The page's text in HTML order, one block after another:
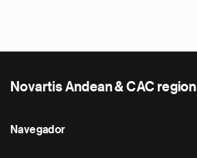
Novartis Andean & CAC region
Navegador